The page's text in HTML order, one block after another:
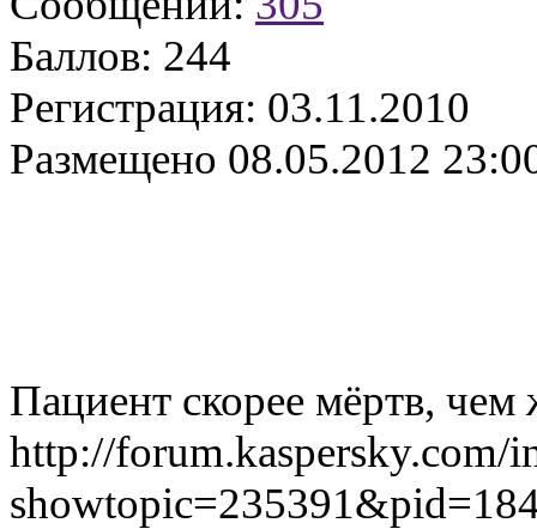
Баллов: 244
Регистрация: 03.11.2010
Размещено 08.05.2012
Пациент скорее мёртв,
http://forum.kaspersky.com/